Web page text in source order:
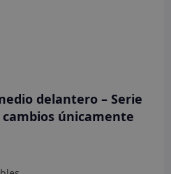
delantero – Serie
únicamente